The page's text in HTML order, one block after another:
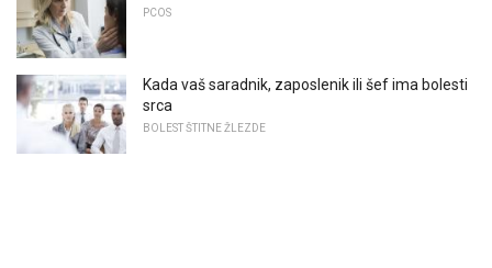
PCOS
Kada vaš saradnik, zaposlenik ili šef ima bolesti
srca
BOLEST ŠTITNE ŽLEZDE